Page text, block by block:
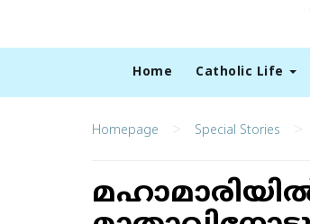
Home Catholic Life
Homepage > Special Stories >